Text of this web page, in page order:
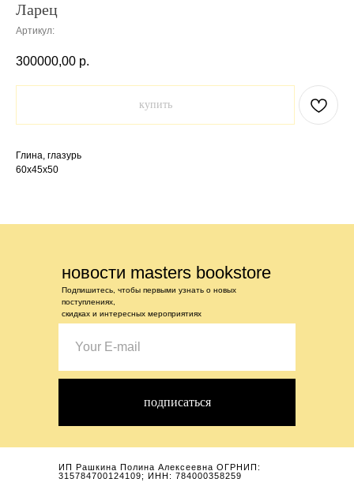
Ларец
Артикул:
300000,00 р.
купить
Глина, глазурь
60х45х50
новости masters bookstore
Подпишитесь, чтобы первыми узнать о новых
поступлениях,
скидках и интересных мероприятиях
подписаться
ИП Рашкина Полина Алексеевна ОГРНИП:
315784700124109; ИНН: 784000358259